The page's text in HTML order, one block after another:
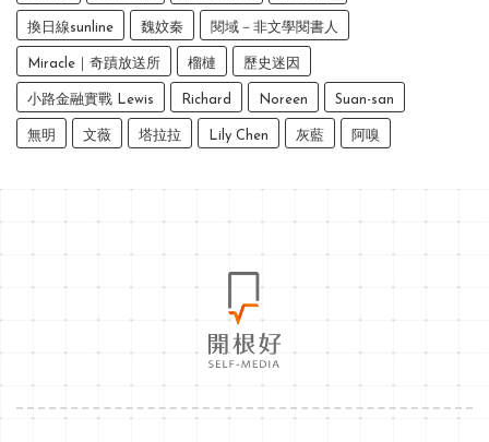
換日線sunline 魏妏秦 閱域－非文學閱書人
Miracle｜奇蹟放送所 榴槤 歷史迷因
小路金融實戰 Lewis Richard Noreen Suan-san
無明 文薇 塔拉拉 Lily Chen 灰藍 阿嗅